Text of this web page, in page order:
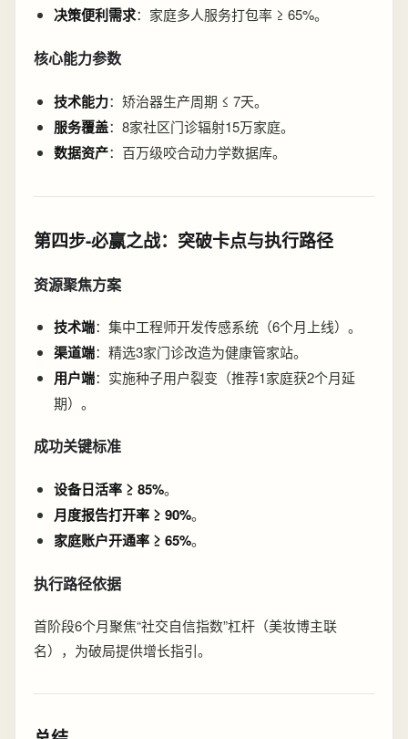
决策便利需求：家庭多人服务打包率 ≥ 65%。
核心能力参数
技术能力：矫治器生产周期 ≤ 7天。
服务覆盖：8家社区门诊辐射15万家庭。
数据资产：百万级咬合动力学数据库。
第四步-必赢之战：突破卡点与执行路径
资源聚焦方案
技术端：集中工程师开发传感系统（6个月上线）。
渠道端：精选3家门诊改造为健康管家站。
用户端：实施种子用户裂变（推荐1家庭获2个月延
期）。
成功关键标准
设备日活率 ≥ 85%。
月度报告打开率 ≥ 90%。
家庭账户开通率 ≥ 65%。
执行路径依据
首阶段6个月聚焦“社交自信指数”杠杆（美妆博主联
名），为破局提供增长指引。